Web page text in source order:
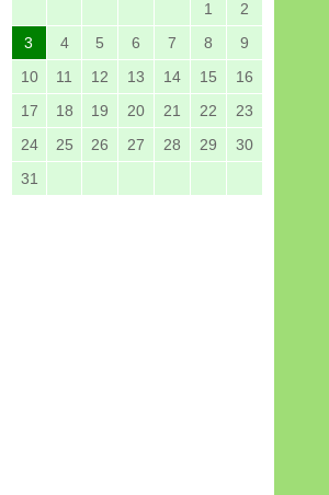
1
2
3
4 5 6 7 8
9
10
11 12 13 14 15
16
17
18 19 20 21 22
23
24
25 26 27 28 29
30
31